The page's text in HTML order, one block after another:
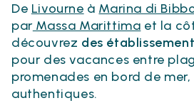
De Livourne à Marina di
parMassa Marittima et la
découvrez des
pour des vacances entre
promenades en bord de
authentiques.